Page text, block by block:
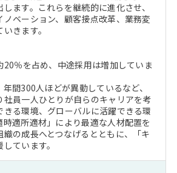
ます。これらを継続的に進化させ、
ベーション、顧客接点改革、業務変
きます。
20％を占め、中途採用は増加していま
間300人ほどが異動しているなど、
社員一人ひとりが自らのキャリアを考
きる環境、グローバルに活躍できる環
適所適材」により最適な人材配置を
の成長へとつなげるとともに、「キ
ています。